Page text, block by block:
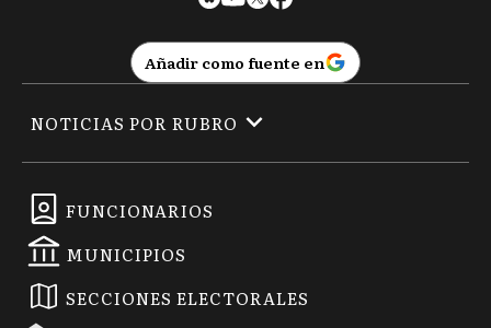
Añadir como fuente en
FUNCIONARIOS
MUNICIPIOS
SECCIONES ELECTORALES
NOTICIAS POR RUBRO